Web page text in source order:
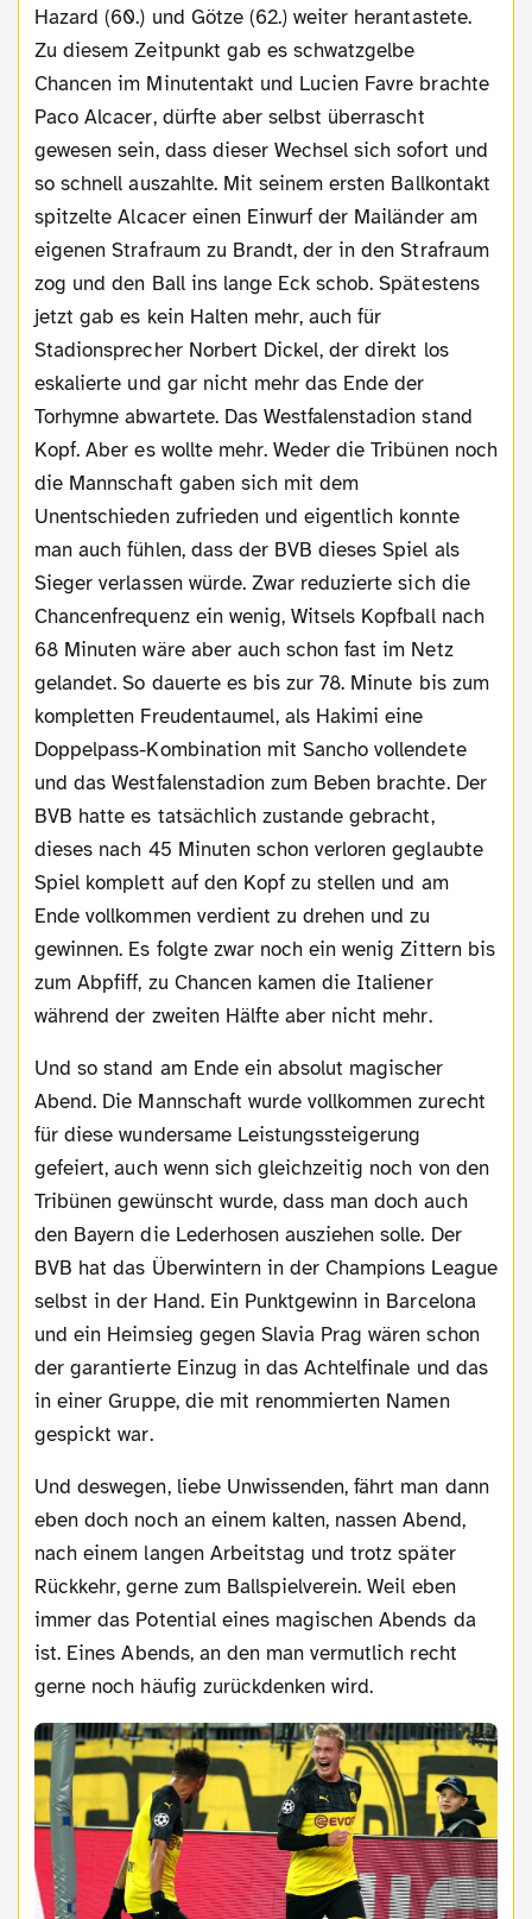
Hazard (60.) und Götze (62.) weiter herantastete.
Zu diesem Zeitpunkt gab es schwatzgelbe
Chancen im Minutentakt und Lucien Favre brachte
Paco Alcacer, dürfte aber selbst überrascht
gewesen sein, dass dieser Wechsel sich sofort und
so schnell auszahlte. Mit seinem ersten Ballkontakt
spitzelte Alcacer einen Einwurf der Mailänder am
eigenen Strafraum zu Brandt, der in den Strafraum
zog und den Ball ins lange Eck schob. Spätestens
jetzt gab es kein Halten mehr, auch für
Stadionsprecher Norbert Dickel, der direkt los
eskalierte und gar nicht mehr das Ende der
Torhymne abwartete. Das Westfalenstadion stand
Kopf. Aber es wollte mehr. Weder die Tribünen noch
die Mannschaft gaben sich mit dem
Unentschieden zufrieden und eigentlich konnte
man auch fühlen, dass der BVB dieses Spiel als
Sieger verlassen würde. Zwar reduzierte sich die
Chancenfrequenz ein wenig, Witsels Kopfball nach
68 Minuten wäre aber auch schon fast im Netz
gelandet. So dauerte es bis zur 78. Minute bis zum
kompletten Freudentaumel, als Hakimi eine
Doppelpass-Kombination mit Sancho vollendete
und das Westfalenstadion zum Beben brachte. Der
BVB hatte es tatsächlich zustande gebracht,
dieses nach 45 Minuten schon verloren geglaubte
Spiel komplett auf den Kopf zu stellen und am
Ende vollkommen verdient zu drehen und zu
gewinnen. Es folgte zwar noch ein wenig Zittern bis
zum Abpfiff, zu Chancen kamen die Italiener
während der zweiten Hälfte aber nicht mehr.
Und so stand am Ende ein absolut magischer
Abend. Die Mannschaft wurde vollkommen zurecht
für diese wundersame Leistungssteigerung
gefeiert, auch wenn sich gleichzeitig noch von den
Tribünen gewünscht wurde, dass man doch auch
den Bayern die Lederhosen ausziehen solle. Der
BVB hat das Überwintern in der Champions League
selbst in der Hand. Ein Punktgewinn in Barcelona
und ein Heimsieg gegen Slavia Prag wären schon
der garantierte Einzug in das Achtelfinale und das
in einer Gruppe, die mit renommierten Namen
gespickt war.
Und deswegen, liebe Unwissenden, fährt man dann
eben doch noch an einem kalten, nassen Abend,
nach einem langen Arbeitstag und trotz später
Rückkehr, gerne zum Ballspielverein. Weil eben
immer das Potential eines magischen Abends da
ist. Eines Abends, an den man vermutlich recht
gerne noch häufig zurückdenken wird.